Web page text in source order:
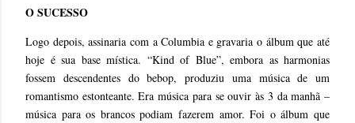
O SUCESSO
Logo depois, assinaria com a Columbia e gravaria o álbum que até
hoje é sua base mística. “Kind of Blue”, embora as harmonias
fossem descendentes do bebop, produziu uma música de um
romantismo estonteante. Era música para se ouvir às 3 da manhã –
música para os brancos podiam fazerem amor. Foi o álbum que